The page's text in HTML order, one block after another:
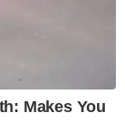
Makes You